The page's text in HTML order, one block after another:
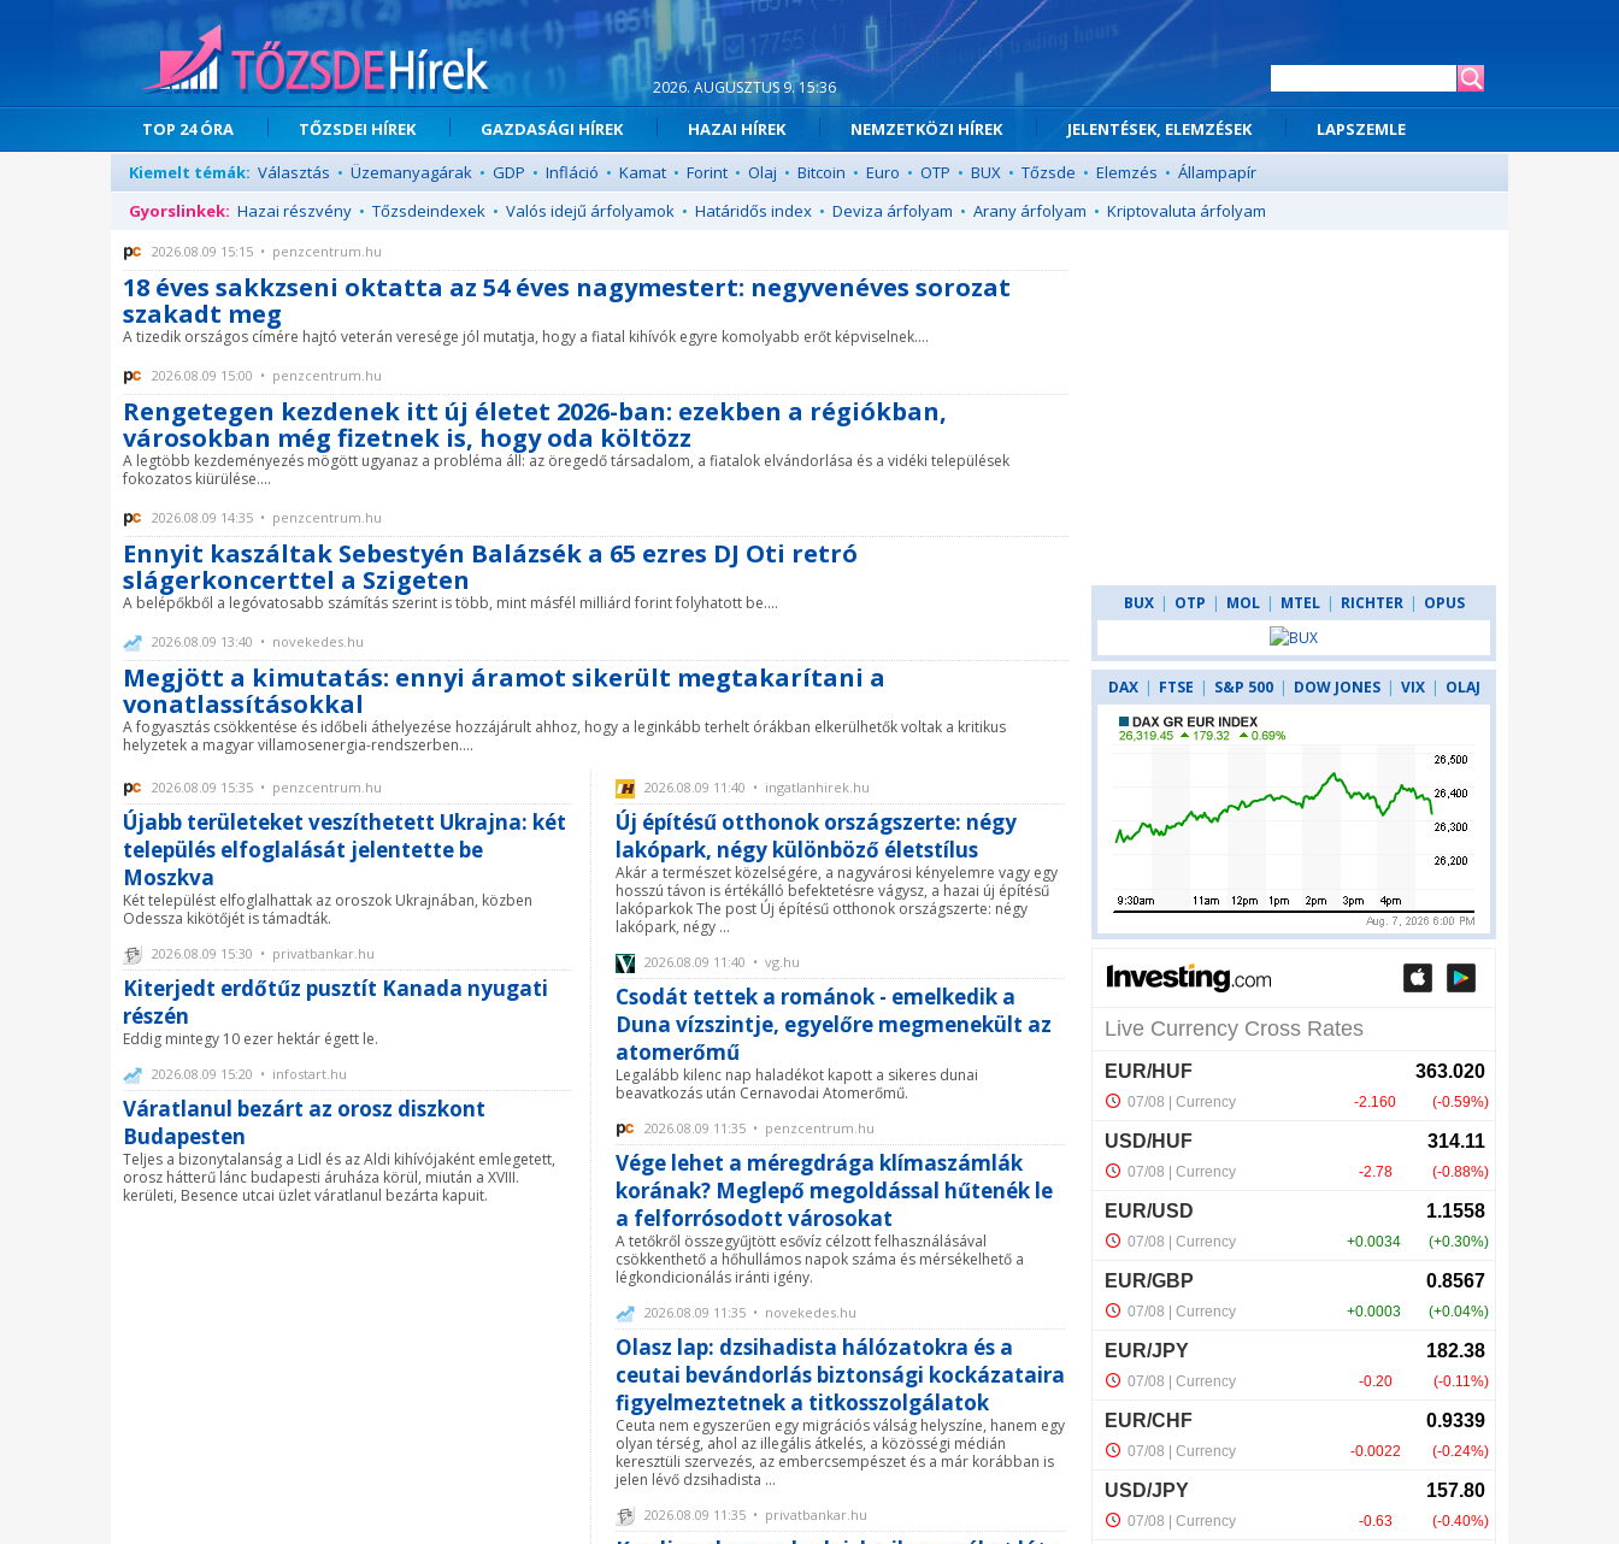
2026. AUGUSZTUS 9. 15:36
TOP 24 ÓRA TŐZSDEI HÍREK GAZDASÁGI HÍREK HAZAI HÍREK NEMZETKÖZI HÍREK JELENTÉSEK, ELEMZÉSEK
LAPSZEMLE
Kiemelt témák: Választás • Üzemanyagárak • GDP • Infláció • Kamat • Forint • Olaj • Bitcoin • Euro • OTP • BUX • Tőzsde • Elemzés • Állampapír
Gyorslinkek: Hazai részvény • Tőzsdeindexek • Valós idejű árfolyamok • Határidős index • Deviza árfolyam • Arany árfolyam • Kriptovaluta árfolyam
2026.08.09 15:15 • penzcentrum.hu
18 éves sakkzseni oktatta az 54 éves nagymestert: negyvenéves sorozat
szakadt meg
A tizedik országos címére hajtó veterán veresége jól mutatja, hogy a fiatal kihívók egyre komolyabb erőt képviselnek....
2026.08.09 15:00 • penzcentrum.hu
Rengetegen kezdenek itt új életet 2026-ban: ezekben a régiókban,
városokban még fizetnek is, hogy oda költözz
A legtöbb kezdeményezés mögött ugyanaz a probléma áll: az öregedő társadalom, a fiatalok elvándorlása és a vidéki települések
fokozatos kiürülése....
2026.08.09 14:35 • penzcentrum.hu
Ennyit kaszáltak Sebestyén Balázsék a 65 ezres DJ Oti retró
slágerkoncerttel a Szigeten
A belépőkből a legóvatosabb számítás szerint is több, mint másfél milliárd forint folyhatott be....
2026.08.09 13:40 • novekedes.hu
Megjött a kimutatás: ennyi áramot sikerült megtakarítani a
vonatlassításokkal
A fogyasztás csökkentése és időbeli áthelyezése hozzájárult ahhoz, hogy a leginkább terhelt órákban elkerülhetők voltak a kritikus
helyzetek a magyar villamosenergia-rendszerben....
2026.08.09 15:35 • penzcentrum.hu
Újabb területeket veszíthetett Ukrajna: két
település elfoglalását jelentette be
Moszkva
Két települést elfoglalhattak az oroszok Ukrajnában, közben
Odessza kikötőjét is támadták.
2026.08.09 15:30 • privatbankar.hu
Kiterjedt erdőtűz pusztít Kanada nyugati
részén
Eddig mintegy 10 ezer hektár égett le.
2026.08.09 15:20 • infostart.hu
Váratlanul bezárt az orosz diszkont
Budapesten
Teljes a bizonytalanság a Lidl és az Aldi kihívójaként emlegetett,
orosz hátterű lánc budapesti áruháza körül, miután a XVIII.
kerületi, Besence utcai üzlet váratlanul bezárta kapuit.
2026.08.09 11:40 • ingatlanhirek.hu
Új építésű otthonok országszerte: négy
lakópark, négy különböző életstílus
Akár a természet közelségére, a nagyvárosi kényelemre vagy egy
hosszú távon is értékálló befektetésre vágysz, a hazai új építésű
lakóparkok The post Új építésű otthonok országszerte: négy
lakópark, négy ...
2026.08.09 11:40 • vg.hu
Csodát tettek a románok - emelkedik a
Duna vízszintje, egyelőre megmenekült az
atomerőmű
Legalább kilenc nap haladékot kapott a sikeres dunai
beavatkozás után Cernavodai Atomerőmű.
2026.08.09 11:35 • penzcentrum.hu
Vége lehet a méregdrága klímaszámlák
korának? Meglepő megoldással hűtenék le
a felforrósodott városokat
A tetőkről összegyűjtött esővíz célzott felhasználásával
csökkenthető a hőhullámos napok száma és mérsékelhető a
légkondicionálás iránti igény.
2026.08.09 11:35 • novekedes.hu
Olasz lap: dzsihadista hálózatokra és a
ceutai bevándorlás biztonsági kockázataira
figyelmeztetnek a titkosszolgálatok
Ceuta nem egyszerűen egy migrációs válság helyszíne, hanem egy
olyan térség, ahol az illegális átkelés, a közösségi médián
keresztüli szervezés, az embercsempészet és a már korábban is
jelen lévő dzsihadista ...
2026.08.09 11:35 • privatbankar.hu
BUX | OTP | MOL | MTEL | RICHTER | OPUS
DAX | FTSE | S&P 500 | DOW JONES | VIX | OLAJ